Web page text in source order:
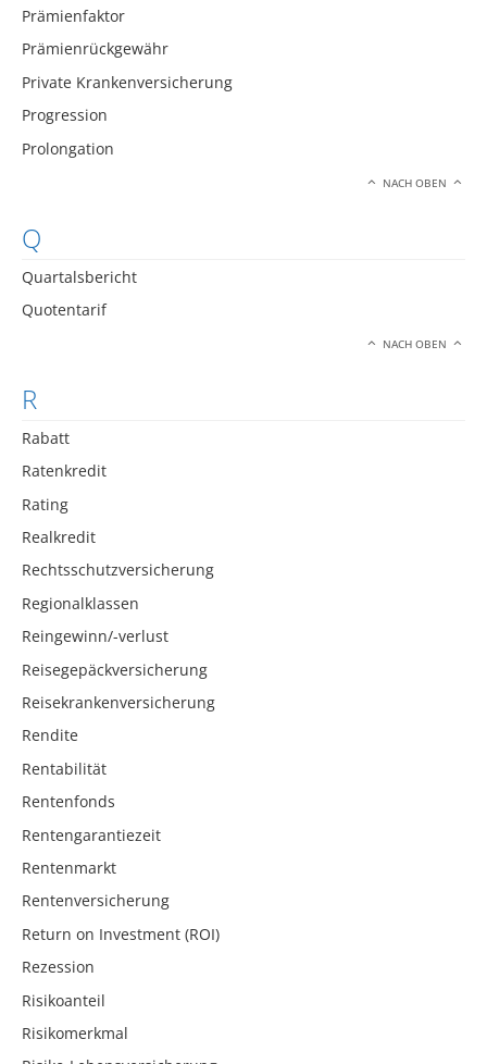
Prämienfaktor
Prämienrückgewähr
Private Krankenversicherung
Progression
Prolongation
NACH OBEN
Q
Quartalsbericht
Quotentarif
NACH OBEN
R
Rabatt
Ratenkredit
Rating
Realkredit
Rechtsschutzversicherung
Regionalklassen
Reingewinn/-verlust
Reisegepäckversicherung
Reisekrankenversicherung
Rendite
Rentabilität
Rentenfonds
Rentengarantiezeit
Rentenmarkt
Rentenversicherung
Return on Investment (ROI)
Rezession
Risikoanteil
Risikomerkmal